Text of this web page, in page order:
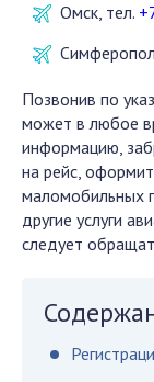
Омск, тел.
Позвонив по
может в любое
информацию,
на рейс,
маломобильных
другие услуги
следует